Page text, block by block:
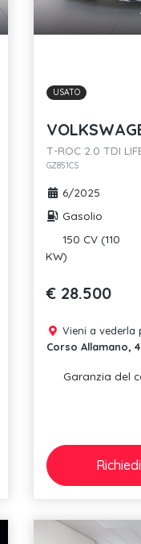
USATO
T-ROC 2.0 TDI
GZ851CS
6/2025
Gasolio
150 CV (110
KW)
€ 28.500
Vieni a vederla
Corso Allamano,
Garanzia del
Richiedi